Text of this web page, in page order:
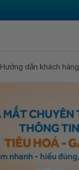
Hướng dẫn khách hàng